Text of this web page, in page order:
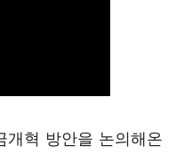
개혁 방안을 논의해온